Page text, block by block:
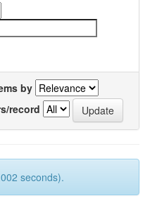
by
record
seconds).